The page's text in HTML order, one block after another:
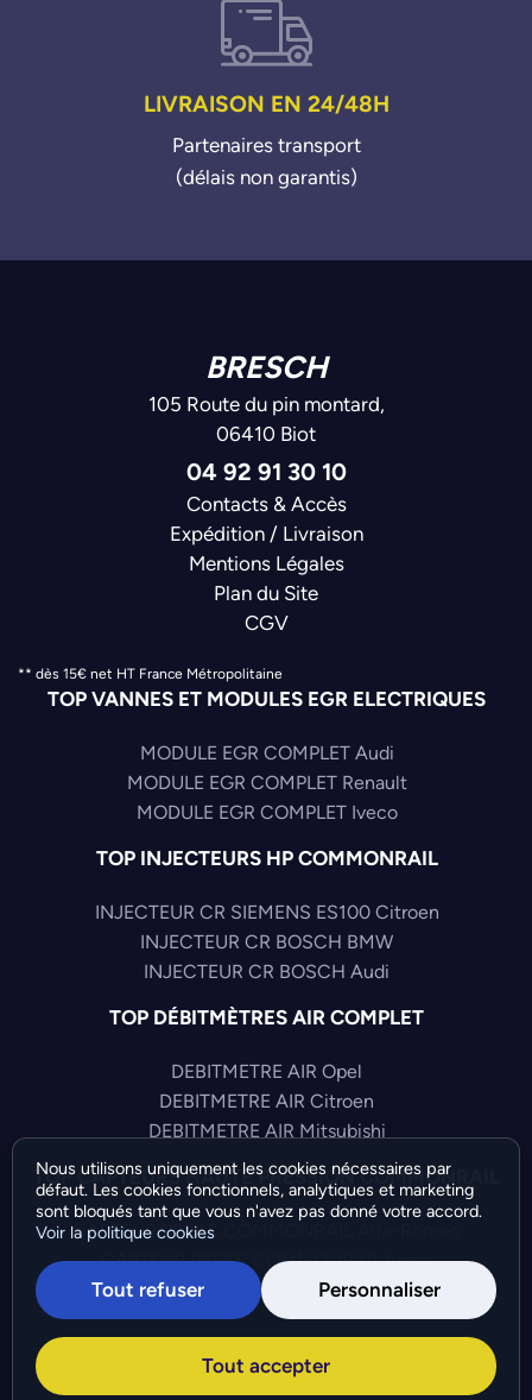
LIVRAISON EN 24/48H
Partenaires transport
(délais non garantis)
BRESCH
105 Route du pin montard,
06410 Biot
04 92 91 30 10
Contacts & Accès
Expédition / Livraison
Mentions Légales
Plan du Site
CGV
** dès 15€ net HT France Métropolitaine
TOP VANNES ET MODULES EGR ELECTRIQUES
MODULE EGR COMPLET Audi
MODULE EGR COMPLET Renault
MODULE EGR COMPLET Iveco
TOP INJECTEURS HP COMMONRAIL
INJECTEUR CR SIEMENS ES100 Citroen
INJECTEUR CR BOSCH BMW
INJECTEUR CR BOSCH Audi
TOP DÉBITMÈTRES AIR COMPLET
DEBITMETRE AIR Opel
DEBITMETRE AIR Citroen
DEBITMETRE AIR Mitsubishi
TOP CAPTEURS HAUTE PRESSION COMMONRAIL
CAPTEUR PRESS COMMONRAIL Alfa-Romeo
CAPTEUR PRESS COMMONRAIL Iveco
CAPTEUR PRESS COMMONRAIL Audi
©Bresch SAS - Copyright 2026 - Tous droits réservés -
Préférences de cookies-Gérer mes cookies
Nous utilisons uniquement les cookies nécessaires par
défaut. Les cookies fonctionnels, analytiques et marketing
sont bloqués tant que vous n'avez pas donné votre accord.
Voir la politique cookies
Tout refuser Personnaliser
Tout accepter